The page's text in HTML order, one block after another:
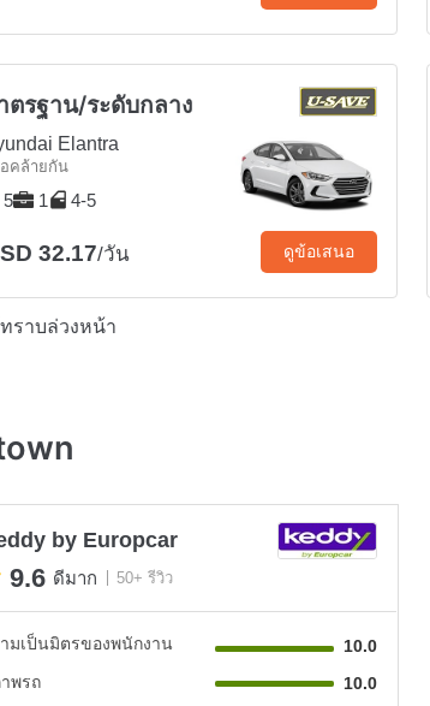
ตรฐาน/ระดับกลาง
Elantra
คล้ายกัน
5 1 4-5
32.17/วัน ดูข้อเสนอ
ราบล่วงหน้า
by Europcar
9.6 ดีมาก 50+ รีวิว
มเป็นมิตรของพนักงาน
10.0
พรถ
10.0